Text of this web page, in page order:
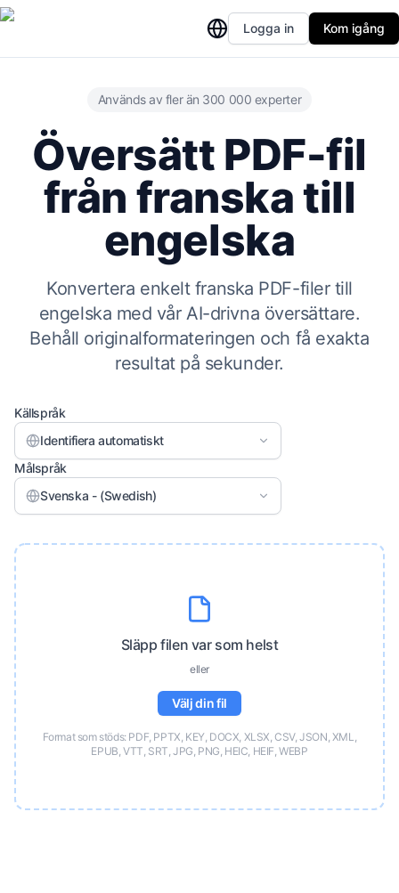
Logga in Kom igång
Används av fler än 300 000 experter
Översätt PDF-fil
från franska till
engelska
Konvertera enkelt franska PDF-filer till
engelska med vår AI-drivna översättare.
Behåll originalformateringen och få exakta
resultat på sekunder.
Källspråk
Identifiera automatiskt
Målspråk
Svenska - (Swedish)
Släpp filen var som helst
eller
Välj din fil
Format som stöds: PDF, PPTX, KEY, DOCX, XLSX, CSV, JSON, XML,
EPUB, VTT, SRT, JPG, PNG, HEIC, HEIF, WEBP